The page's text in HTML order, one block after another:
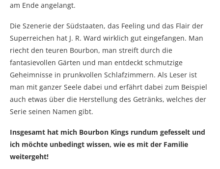
am Ende angelangt.
Die Szenerie der Südstaaten, das Feeling und das Flair der
Superreichen hat J. R. Ward wirklich gut eingefangen. Man
riecht den teuren Bourbon, man streift durch die
fantasievollen Gärten und man entdeckt schmutzige
Geheimnisse in prunkvollen Schlafzimmern. Als Leser ist
man mit ganzer Seele dabei und erfährt dabei zum Beispiel
auch etwas über die Herstellung des Getränks, welches der
Serie seinen Namen gibt.
Insgesamt hat mich Bourbon Kings rundum gefesselt und
ich möchte unbedingt wissen, wie es mit der Familie
weitergeht!